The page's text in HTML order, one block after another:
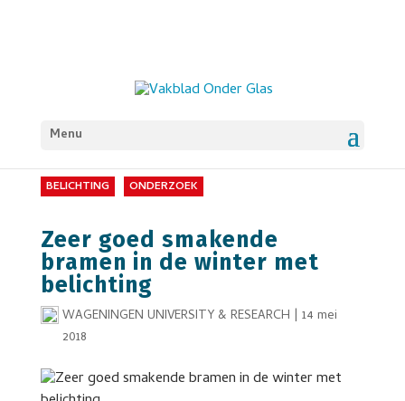
Menu
BELICHTING ONDERZOEK
Zeer goed smakende
bramen in de winter met
belichting
WAGENINGEN UNIVERSITY & RESEARCH | 14 mei
2018